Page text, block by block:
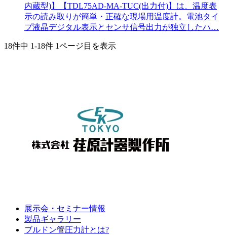
内蔵型)】【TDL75AD-MA-TUC(出力付)】は、温度表
示の読み取りが簡単・正確な現場用温度計。電池タイ
プ液晶デジタル表示とセンサ信号出力が独立したハ…
18件中 1-18件 1ページ目を表示
展示会・セミナー情報
製品ギャラリー
ブルドン管圧力計とは?